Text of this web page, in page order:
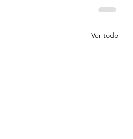
Ver todo